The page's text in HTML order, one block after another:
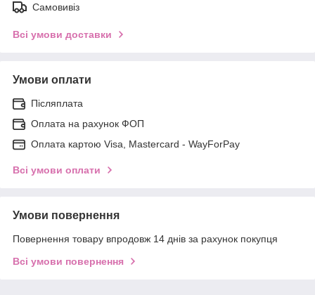
Самовивіз
Всі умови доставки
Умови оплати
Післяплата
Оплата на рахунок ФОП
Оплата картою Visa, Mastercard - WayForPay
Всі умови оплати
Умови повернення
Повернення товару впродовж 14 днів за рахунок покупця
Всі умови повернення